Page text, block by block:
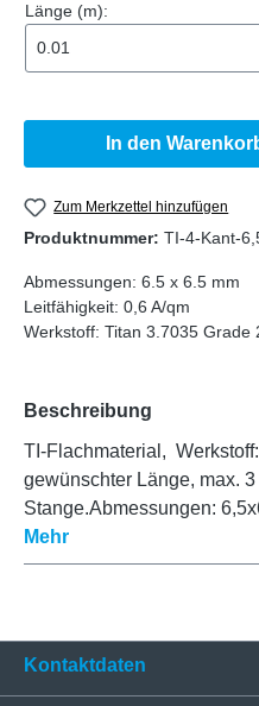
Länge (m):
In den
Zum Merkzettel hinzufügen
Produktnummer: TI-4-Kant-
Abmessungen: 6.5 x 6.5 mm
Leitfähigkeit: 0,6 A/qm
Werkstoff: Titan 3.7035 Grade
Beschreibung
TI-Flachmaterial,
gewünschter Länge, max. 3
Stange.Abmessungen:
Mehr
Kontaktdaten